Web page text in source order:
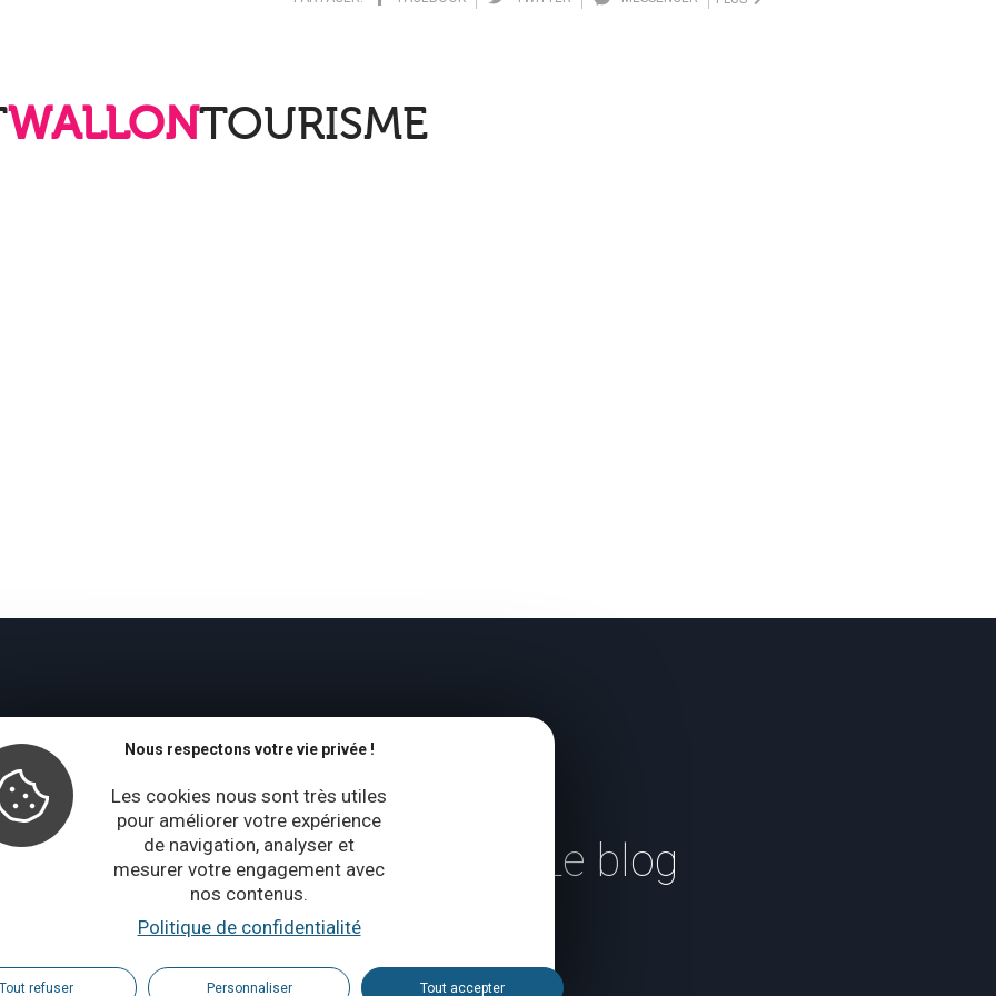
Nous respectons votre vie privée !
Les cookies nous sont très utiles
pour améliorer votre expérience
de navigation, analyser et
mesurer votre engagement avec
nos contenus.
Politique de confidentialité
refuser Personnaliser Tout accepter
WALLONTOURISME
Le blog